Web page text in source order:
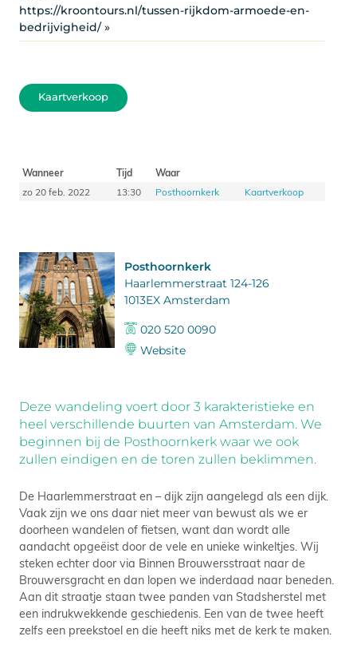
https://kroontours.nl/tussen-rijkdom-armoede-en-
bedrijvigheid/ »
Kaartverkoop
Wanneer Tijd
Waar
zo 20 feb. 2022
13:30 Posthoornkerk Kaartverkoop
Posthoornkerk
Haarlemmerstraat 124-126
1013EX Amsterdam
020 520 0090
Website
Deze wandeling voert door 3 karakteristieke en
heel verschillende buurten van Amsterdam. We
beginnen bij de Posthoornkerk waar we ook
zullen eindigen en de toren zullen beklimmen.
De Haarlemmerstraat en – dijk zijn aangelegd als een dijk.
Vaak zijn we ons daar niet meer van bewust als we er
doorheen wandelen of fietsen, want dan wordt alle
aandacht opgeëist door de vele en unieke winkeltjes. Wij
steken echter door via Binnen Brouwersstraat naar de
Brouwersgracht en dan lopen we inderdaad naar beneden.
Aan dit straatje staan twee panden van Stadsherstel met
een indrukwekkende geschiedenis. Een van de twee heeft
zelfs een preekstoel en die heeft niks met de kerk te maken.